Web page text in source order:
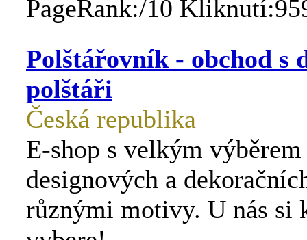
PageRank:/10
Polštářovník - obchod s
polštáři
Česká republika
E-shop s velkým
designových a
různými motivy. U nás si